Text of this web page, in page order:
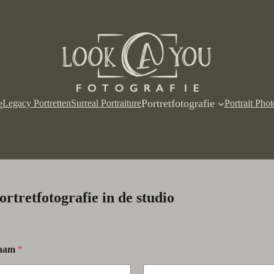
Legacy PortrettenSurreal PortraiturePortretfotografie Portrait
in de studio
*